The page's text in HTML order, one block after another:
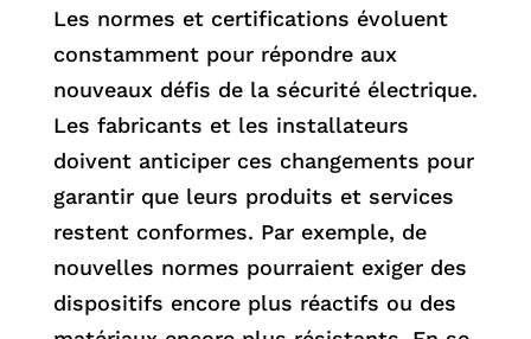
Les normes et certifications évoluent
constamment pour répondre aux
nouveaux défis de la sécurité électrique.
Les fabricants et les installateurs
doivent anticiper ces changements pour
garantir que leurs produits et services
restent conformes. Par exemple, de
nouvelles normes pourraient exiger des
dispositifs encore plus réactifs ou des